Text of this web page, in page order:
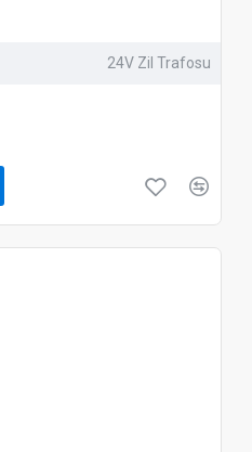
24V Zil Trafosu